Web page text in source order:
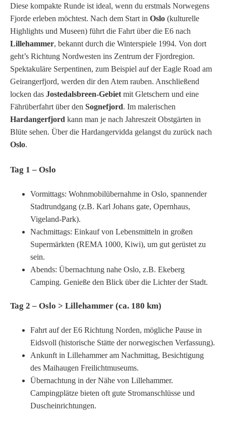
Diese kompakte Runde ist ideal, wenn du erstmals Norwegens
Fjorde erleben möchtest. Nach dem Start in Oslo (kulturelle
Highlights und Museen) führt die Fahrt über die E6 nach
Lillehammer, bekannt durch die Winterspiele 1994. Von dort
geht’s Richtung Nordwesten ins Zentrum der Fjordregion.
Spektakuläre Serpentinen, zum Beispiel auf der Eagle Road am
Geirangerfjord, werden dir den Atem rauben. Anschließend
locken das Jostedalsbreen-Gebiet mit Gletschern und eine
Fährüberfahrt über den Sognefjord. Im malerischen
Hardangerfjord kann man je nach Jahreszeit Obstgärten in
Blüte sehen. Über die Hardangervidda gelangst du zurück nach
Oslo.
Tag 1 – Oslo
Vormittags: Wohnmobilübernahme in Oslo, spannender
Stadtrundgang (z.B. Karl Johans gate, Opernhaus,
Vigeland-Park).
Nachmittags: Einkauf von Lebensmitteln in großen
Supermärkten (REMA 1000, Kiwi), um gut gerüstet zu
sein.
Abends: Übernachtung nahe Oslo, z.B. Ekeberg
Camping. Genieße den Blick über die Lichter der Stadt.
Tag 2 – Oslo > Lillehammer (ca. 180 km)
Fahrt auf der E6 Richtung Norden, mögliche Pause in
Eidsvoll (historische Stätte der norwegischen Verfassung).
Ankunft in Lillehammer am Nachmittag, Besichtigung
des Maihaugen Freilichtmuseums.
Übernachtung in der Nähe von Lillehammer.
Campingplätze bieten oft gute Stromanschlüsse und
Duscheinrichtungen.